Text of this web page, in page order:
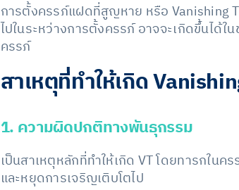
การตั้งครรภ์แฝดที่สูญหาย หรือ Vanishing
ไปในระหว่างการตั้งครรภ์ อาจจะเกิดขึ้นได้
ครรภ์
สาเหตุที่ทำให้เกิด
1. ความผิดปกติทางพันธุกรรม
เป็นสาเหตุหลักที่ทำให้เกิด VT โดยทารกใ
และหยุดการเจริญเติบโตไป